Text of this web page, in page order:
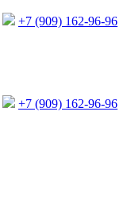
+7 (909) 162-96-96
+7 (909) 162-96-96